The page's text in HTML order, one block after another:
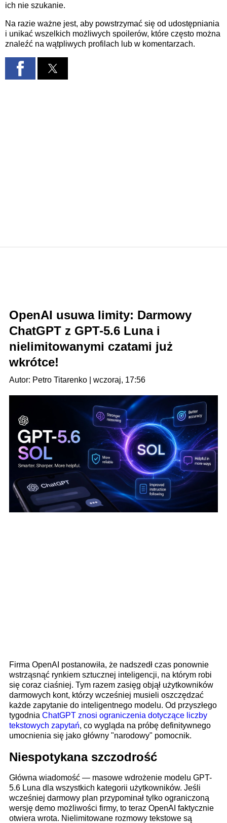
ich nie szukanie.
Na razie ważne jest, aby powstrzymać się od udostępniania
i unikać wszelkich możliwych spoilerów, które często można
znaleźć na wątpliwych profilach lub w komentarzach.